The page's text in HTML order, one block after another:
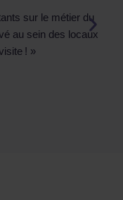
sur le métier du
au sein des locaux
! »